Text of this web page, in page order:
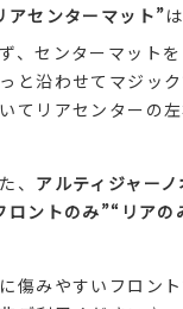
アセンターマット”
、センターマット
と沿わせてマジック
てリアセンターの
、 アルティジャー
ロントのみ”“リアの
傷みやすいフロン